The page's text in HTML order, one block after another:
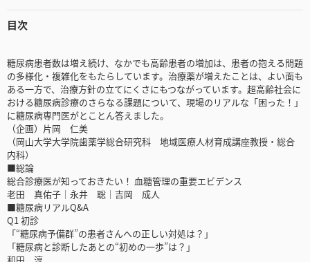
目次
糖尿病患者数は増え続け、なかでも高齢患者の増加は、患者の抱える問題
の多様化・複雑化をもたらしています。治療薬が増えたことは、よい面も
ある一方で、治療方針の立てにくさにもつながっています。超高齢社会に
おける糖尿病診療のさらなる課題について、現場のリアルな「困った！」
に糖尿病専門医がとことん答えました。
（企画）片岡 仁美
（岡山大学大学院歯薬学総合研究科 地域医療人材育成講座教授・総合
内科）
■総論
総合診療医が知っておきたい！ 血糖管理の重要エビデンス
老田 真佑子│永井 聡│吉岡 成人
■糖尿病リアルQ&A
Q1 初診
「“糖尿病予備群”の患者さんへの正しい対処は？」
「糖尿病と診断したあとの“初めの一歩”は？」